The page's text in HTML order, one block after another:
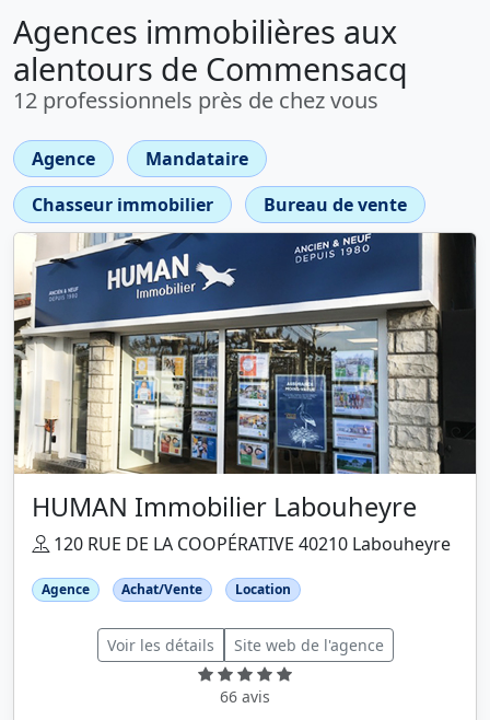
Agences immobilières aux
alentours de Commensacq
12 professionnels près de chez vous
Agence
Mandataire
Chasseur immobilier
Bureau de vente
HUMAN Immobilier Labouheyre
120 RUE DE LA COOPÉRATIVE 40210 Labouheyre
Agence Achat/Vente Location
Voir les détails Site web de l'agence
66 avis